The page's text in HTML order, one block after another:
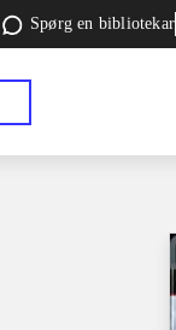
Spørg en bibliotekar